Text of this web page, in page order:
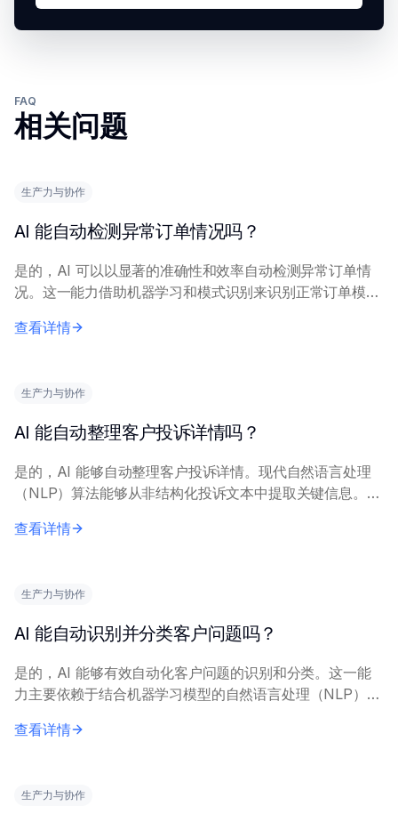
FAQ
相关问题
生产力与协作
AI 能自动检测异常订单情况吗？
是的，AI 可以以显著的准确性和效率自动检测异常订单情
况。这一能力借助机器学习和模式识别来识别正常订单模式
型的客户行为、购买趋势和交易模式。它...
查看详情
生产力与协作
AI 能自动整理客户投诉详情吗？
是的，AI 能够自动整理客户投诉详情。现代自然语言处理
（NLP）算法能够从非结构化投诉文本中提取关键信息。
（不满、紧迫性）、提取具体实体（产品名...
查看详情
生产力与协作
AI 能自动识别并分类客户问题吗？
是的，AI 能够有效自动化客户问题的识别和分类。这一能
力主要依赖于结合机器学习模型的自然语言处理（NLP）技
交媒体帖子）来理解意图和背景。核...
查看详情
生产力与协作